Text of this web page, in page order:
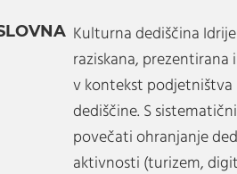
Kulturna dediščina
raziskana,
v kontekst podjetništva
dediščine. S
povečati ohranjanje
aktivnosti (turizem,